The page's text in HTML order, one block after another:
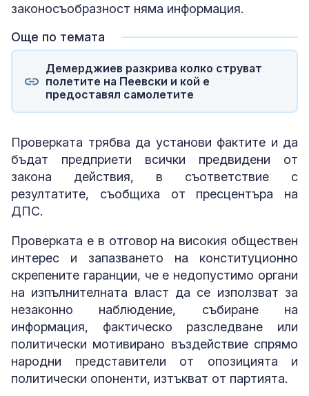
законосъобразност няма информация.
Още по темата
Демерджиев разкрива колко струват
полетите на Пеевски и кой е
предоставял самолетите
Проверката трябва да установи фактите и да
бъдат предприети всички предвидени от
закона действия, в съответствие с
резултатите, съобщиха от пресцентъра на
ДПС.
Проверката е в отговор на високия обществен
интерес и запазването на конституционно
скрепените гаранции, че е недопустимо органи
на изпълнителната власт да се използват за
незаконно наблюдение, събиране на
информация, фактическо разследване или
политически мотивирано въздействие спрямо
народни представители от опозицията и
политически опоненти, изтъкват от партията.